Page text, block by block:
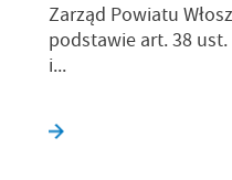
Zarząd Powiatu
podstawie art. 38 ust.
i...